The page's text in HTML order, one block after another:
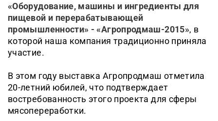
«Оборудование, машины и ингредиенты для
пищевой и перерабатывающей
промышленности» - «Агропродмаш-2015», в
которой наша компания традиционно приняла
участие.
В этом году выставка Агропродмаш отметила
20-летний юбилей, что подтверждает
востребованность этого проекта для сферы
мясопереработки.